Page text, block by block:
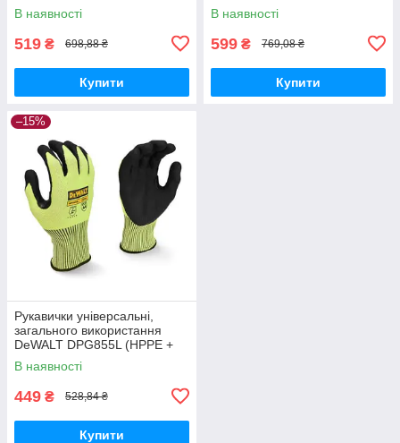
В наявності
519 ₴ 698,88 ₴
Купити
В наявності
599 ₴ 769,08 ₴
Купити
–15%
Рукавички універсальні,
загального використання
DeWALT DPG855L (HPPE +
скловолокно, нітрил)
В наявності
449 ₴ 528,84 ₴
Купити